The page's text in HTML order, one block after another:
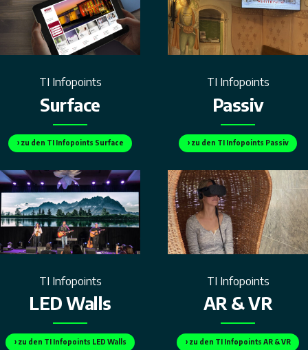
TI Infopoints
Surface
› zu den TI Infopoints Surface
TI Infopoints
Passiv
› zu den TI Infopoints Passiv
TI Infopoints
LED Walls
› zu den TI Infopoints LED Walls
TI Infopoints
AR & VR
› zu den TI Infopoints AR & VR